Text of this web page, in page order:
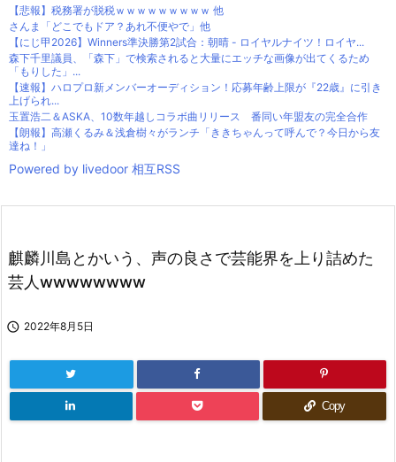
【悲報】税務署が脱税ｗｗｗｗｗｗｗｗｗ 他
さんま「どこでもドア？あれ不便やで」他
【にじ甲2026】Winners準決勝第2試合：朝晴 - ロイヤルナイツ！ロイヤ...
森下千里議員、「森下」で検索されると大量にエッチな画像が出てくるため
「もりした」...
【速報】ハロプロ新メンバーオーディション！応募年齢上限が『22歳』に引き
上げられ...
玉置浩二＆ASKA、10数年越しコラボ曲リリース 番同い年盟友の完全合作
【朗報】高瀬くるみ＆浅倉樹々がランチ「ききちゃんって呼んで？今日から友
達ね！」
Powered by livedoor 相互RSS
麒麟川島とかいう、声の良さで芸能界を上り詰めた
芸人wwwwwwww
 2022年8月5日
Copy